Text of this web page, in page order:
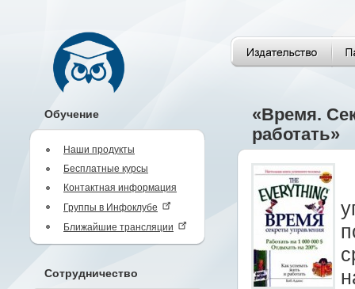
Обучение
Наши продукты
Бесплатные курсы
Контактная информация
Группы в Инфоклубе
Ближайшие трансляции
Сотрудничество
«Время.
работать»